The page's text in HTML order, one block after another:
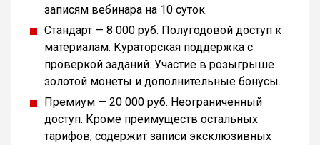
записям вебинара на 10 суток.
Стандарт — 8 000 руб. Полугодовой доступ к
материалам. Кураторская поддержка с
проверкой заданий. Участие в розыгрыше
золотой монеты и дополнительные бонусы.
Премиум — 20 000 руб. Неограниченный
доступ. Кроме преимуществ остальных
тарифов, содержит записи эксклюзивных